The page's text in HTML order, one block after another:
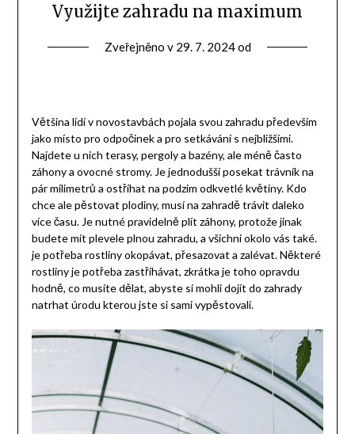
Využijte zahradu na maximum
Zveřejněno v 29. 7. 2024od
Většina lidí v novostavbách pojala svou zahradu především
jako místo pro odpočinek a pro setkávání s nejbližšími.
Najdete u nich terasy, pergoly a bazény, ale méně často
záhony a ovocné stromy. Je jednodušší posekat trávník na
pár milimetrů a ostříhat na podzim odkvetlé květiny. Kdo
chce ale pěstovat plodiny, musí na zahradě trávit daleko
více času. Je nutné pravidelně plít záhony, protože jinak
budete mít plevele plnou zahradu, a všichni okolo vás také.
je potřeba rostliny okopávat, přesazovat a zalévat. Některé
rostliny je potřeba zastříhávat, zkrátka je toho opravdu
hodně, co musíte dělat, abyste si mohli dojít do zahrady
natrhat úrodu kterou jste si sami vypěstovali.